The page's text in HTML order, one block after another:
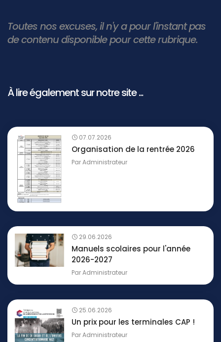
Toutes nos excuses, il n'y a pour l'instant pas
de contenu disponible pour cette rubrique.
À lire également sur notre site ...
07.07.2026
Organisation de la rentrée 2026
ParAdministrateur
29.06.2026
Manuels scolaires pour l'année
2026-2027
ParAdministrateur
25.06.2026
Un prix pour les terminales CAP !
ParAdministrateur